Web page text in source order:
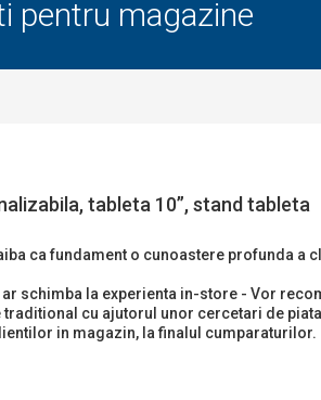
pentru magazine
tableta 10”, stand tableta
ca fundament o cunoastere profunda a
schimba la experienta in-store - Vor
cu ajutorul unor cercetari de
in magazin, la finalul cumparaturilor.